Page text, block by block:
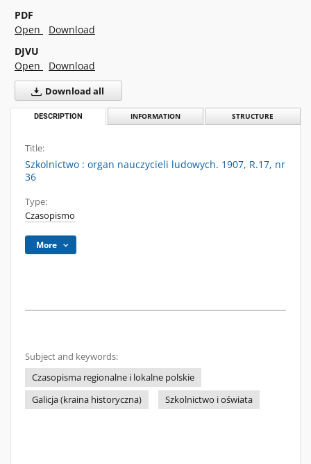
PDF
Open
Download
DJVU
Open
Download
Download all
DESCRIPTION INFORMATION STRUCTURE
Title:
Szkolnictwo : organ nauczycieli ludowych. 1907, R.17, nr
36
Type:
Czasopismo
More
Subject and keywords:
Czasopisma regionalne i lokalne polskie
Galicja (kraina historyczna)
Szkolnictwo i oświata